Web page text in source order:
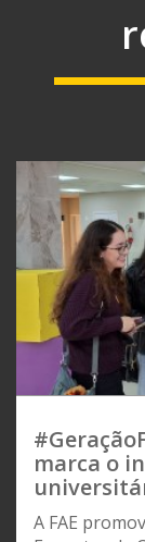
marca o
A FAE